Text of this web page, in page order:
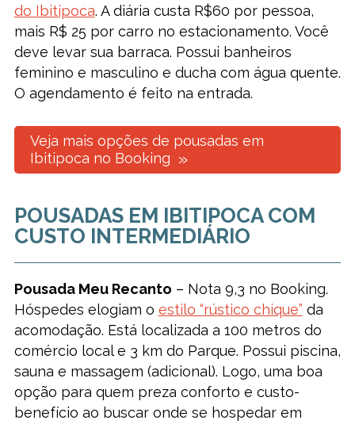
do Ibitipoca. A diária custa R$60 por pessoa,
mais R$ 25 por carro no estacionamento. Você
deve levar sua barraca. Possui banheiros
feminino e masculino e ducha com água quente.
O agendamento é feito na entrada.
Veja mais opções de pousadas em
Ibitipoca no Booking
POUSADAS EM IBITIPOCA COM
CUSTO INTERMEDIÁRIO
Pousada Meu Recanto – Nota 9,3 no Booking.
Hóspedes elogiam o estilo “rústico chique” da
acomodação. Está localizada a 100 metros do
comércio local e 3 km do Parque. Possui piscina,
sauna e massagem (adicional). Logo, uma boa
opção para quem preza conforto e custo-
benefício ao buscar onde se hospedar em